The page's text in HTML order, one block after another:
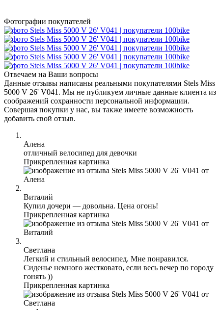
Фотографии покупателей
Отвечаем на Ваши вопросы
Данные отзывы написаны реальными покупателями Stels Miss
5000 V 26' V041. Мы не публикуем личные данные клиента из
соображений сохранности персональной информации.
Совершая покупки у нас, вы также имеете возможность
добавить свой отзыв.
Алена
отличный велосипед для девочки
Прикрепленная картинка
Виталий
Купил дочери — довольна. Цена огонь!
Прикрепленная картинка
Светлана
Легкий и стильный велосипед. Мне понравился.
Сиденье немного жестковато, если весь вечер по городу
гонять ))
Прикрепленная картинка